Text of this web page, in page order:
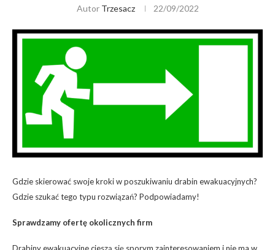
Autor Trzesacz 22/09/2022
Gdzie skierować swoje kroki w poszukiwaniu drabin ewakuacyjnych?
Gdzie szukać tego typu rozwiązań? Podpowiadamy!
Sprawdzamy ofertę okolicznych firm
Drabiny ewakuacyjne cieszą się sporym zainteresowaniem i nie ma w